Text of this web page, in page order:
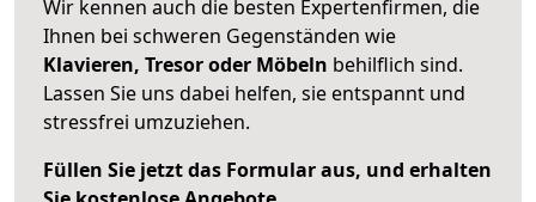
Wir kennen auch die besten Expertenfirmen, die
Ihnen bei schweren Gegenständen wie
Klavieren, Tresor oder Möbeln behilflich sind.
Lassen Sie uns dabei helfen, sie entspannt und
stressfrei umzuziehen.
Füllen Sie jetzt das Formular aus, und erhalten